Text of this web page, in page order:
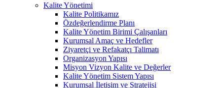
Kalite Yönetimi
Kalite Politikamız
Özdeğerlendirme Planı
Kalite Yönetim Birimi Çalışanları
Kurumsal Amaç ve Hedefler
Ziyaretçi ve Refakatçı Talimatı
Organizasyon Yapısı
Misyon Vizyon Kalite ve Değerler
Kalite Yönetim Sistem Yapısı
Kurumsal İletişim ve Stratejisi